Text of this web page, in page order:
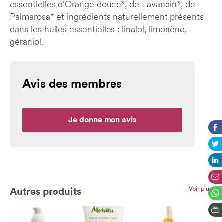
essentielles d’Orange douce*, de Lavandin*, de
Palmarosa* et ingrédients naturellement présents
dans les huiles essentielles : linalol, limonène,
géraniol.
Avis des membres
Je donne mon avis
Autres produits Voir plus